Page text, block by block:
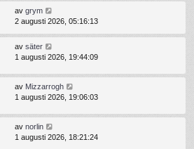
av grym
2 augusti 2026, 05:16:13
av säter
1 augusti 2026, 19:44:09
av Mizzarrogh
1 augusti 2026, 19:06:03
av norlin
1 augusti 2026, 18:21:24